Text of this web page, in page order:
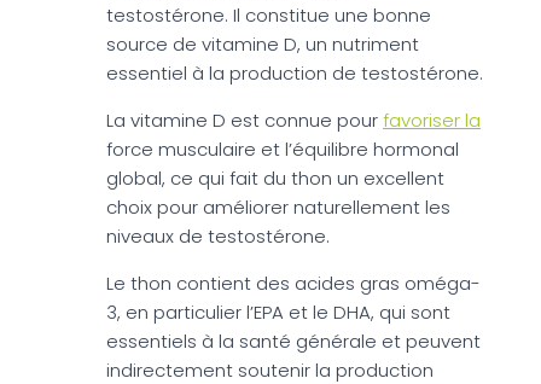
testostérone. Il constitue une bonne
source de vitamine D, un nutriment
essentiel à la production de testostérone.
La vitamine D est connue pourfavoriser la
force musculaire et l’équilibre hormonal
global, ce qui fait du thon un excellent
choix pour améliorer naturellement les
niveaux de testostérone.
Le thon contient des acides gras oméga-
3, en particulier l’EPA et le DHA, qui sont
essentiels à la santé générale et peuvent
indirectement soutenir la production